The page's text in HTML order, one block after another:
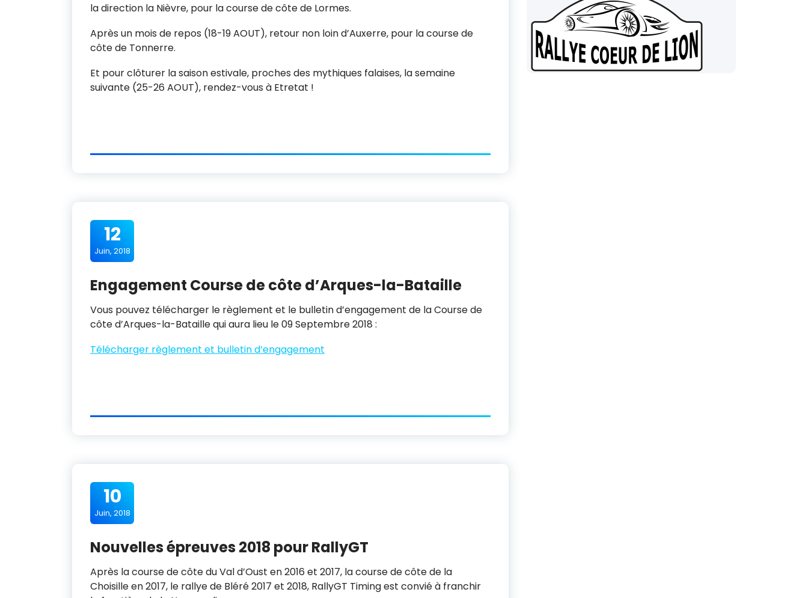
la direction la Nièvre, pour la course de côte de Lormes.
Après un mois de repos (18-19 AOUT), retour non loin d’Auxerre, pour la course de
côte de Tonnerre.
Et pour clôturer la saison estivale, proches des mythiques falaises, la semaine
suivante (25-26 AOUT), rendez-vous à Etretat !
12
Juin, 2018
Engagement Course de côte d’Arques-la-Bataille
Vous pouvez télécharger le règlement et le bulletin d’engagement de la Course de
côte d’Arques-la-Bataille qui aura lieu le 09 Septembre 2018 :
Télécharger règlement et bulletin d’engagement
10
Juin, 2018
Nouvelles épreuves 2018 pour RallyGT
Après la course de côte du Val d’Oust en 2016 et 2017, la course de côte de la
Choisille en 2017, le rallye de Bléré 2017 et 2018, RallyGT Timing est convié à franchir